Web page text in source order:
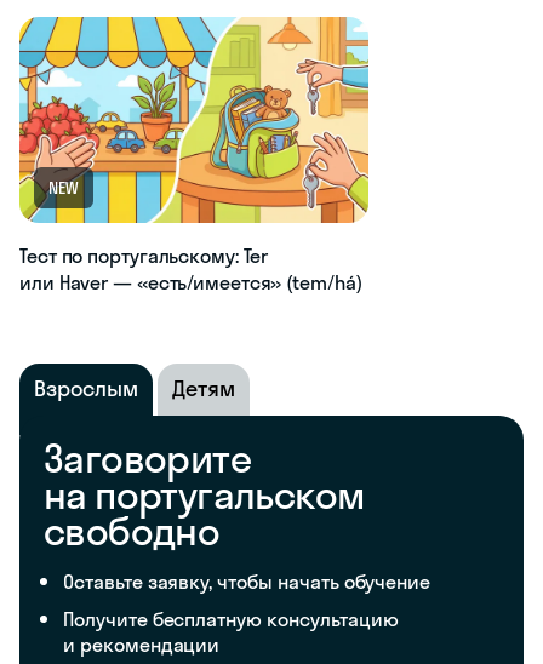
NEW
Тест по португальскому: Ter
или Haver — «есть/имеется» (tem/há)
Взрослым Детям
Заговорите
на португальском
свободно
Оставьте заявку, чтобы начать обучение
Получите бесплатную консультацию
и рекомендации